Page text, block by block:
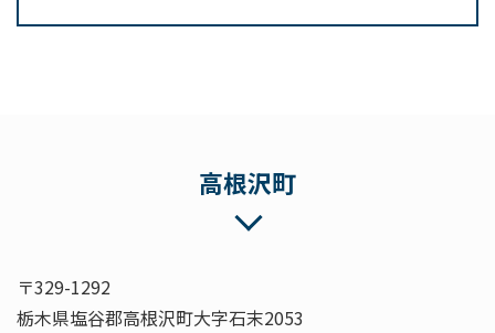
高根沢町
〒329-1292
栃木県塩谷郡高根沢町大字石末2053